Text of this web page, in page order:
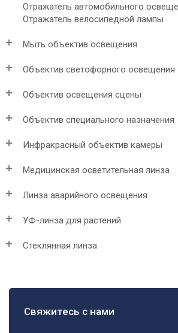
Отражатель автомобильного
Отражатель велосипедной лампы
Мыть объектив освещения
Объектив светофорного освещения
Объектив освещения сцены
Объектив специального назначения
Инфракрасный объектив камеры
Медицинская осветительная линза
Линза аварийного освещения
УФ-линза для растений
Стеклянная линза
Свяжитесь с нами